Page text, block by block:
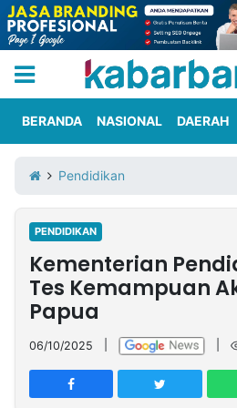
Iklan
Berita
Kami
Nasional
International
Olahraga
Entertainment
Daerah
Pariwisata
Kuliner
Kolom
Network
PT
TREETAN
BERANDA NASIONAL DAERAH
Pendidikan
PENDIDIKAN
Kementerian
Tes Kemampuan
Papua
06/10/2025